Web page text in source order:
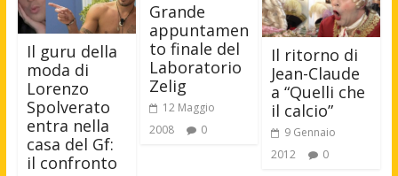
Il guru della
moda di
Lorenzo
Spolverato
entra nella
casa del Gf:
il confronto
Grande
appuntamen
to finale del
Laboratorio
Zelig
12 Maggio
2008
0
Il ritorno di
Jean-Claude
a “Quelli che
il calcio”
9 Gennaio
2012
0